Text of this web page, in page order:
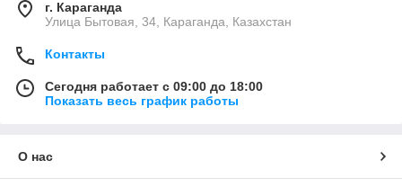
г. Караганда
Улица Бытовая, 34, Караганда, Казахстан
Контакты
Сегодня работает с 09:00 до 18:00
Показать весь график работы
О нас